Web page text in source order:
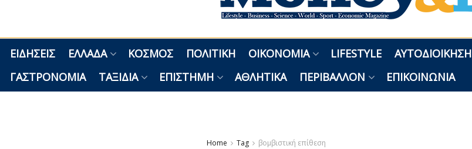
ΕΙΔΉΣΕΙΣ ΕΛΛΆΔΑ ΚΌΣΜΟΣ ΠΟΛΙΤΙΚΉ ΟΙΚΟΝΟΜΊΑ LIFESTYLE ΑΥΤΟΔΙΟΊΚΗΣΗ
ΓΑΣΤΡΟΝΟΜΊΑ
ΤΑΞΊΔΙΑ ΕΠΙΣΤΉΜΗ ΑΘΛΗΤΙΚΆ ΠΕΡΙΒΆΛΛΟΝ ΕΠΙΚΟΙΝΩΝΊΑ
Home Tag βομβιστική επίθεση